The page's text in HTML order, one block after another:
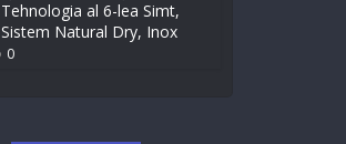
Tehnologia al 6-lea Simt,
Sistem Natural Dry, Inox
0